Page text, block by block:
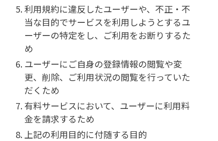
利用規約に違反したユーザーや、不正・不
当な目的でサービスを利用しようとするユ
ーザーの特定をし、ご利用をお断りするた
め
ユーザーにご自身の登録情報の閲覧や変
更、削除、ご利用状況の閲覧を行っていた
だくため
有料サービスにおいて、ユーザーに利用料
金を請求するため
上記の利用目的に付随する目的